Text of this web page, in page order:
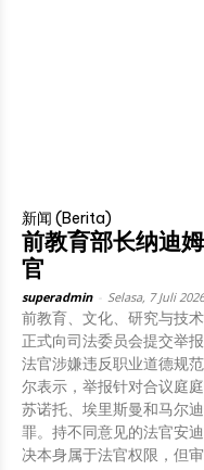
新闻 (Berita)
前教育部长纳迪
官
superadmin Selasa, 7 Juli
前教育、文化、研究与技
正式向司法委员会提交举
法官涉嫌违反职业道德规范。 纳迪姆的律师阿里・优素福・
尔表示，举报针对合议庭
苏诺托、埃里斯曼和马尔
罪。持不同意见的法官安迪・萨
决本身属于法官权限，但